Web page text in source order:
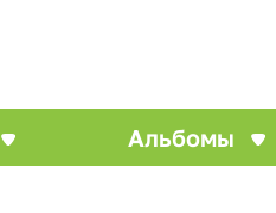
Альбомы